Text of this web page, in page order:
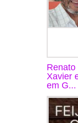
Xavier
em G...